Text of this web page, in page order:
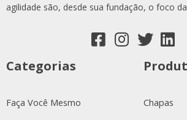
agilidade são, desde sua fundação, o foco
Categorias
Faça Você Mesmo Chapas